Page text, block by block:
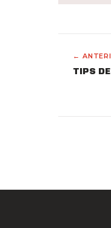
←
TIPS